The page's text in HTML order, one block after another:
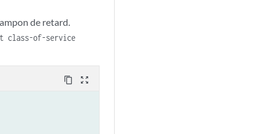
de retard.
class-of-service
content_copy zoom_out_map